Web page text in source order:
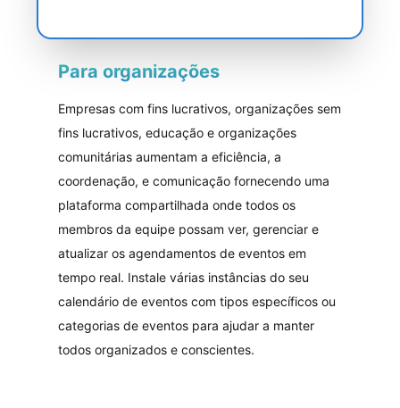
Para organizações
Empresas com fins lucrativos, organizações sem
fins lucrativos, educação e organizações
comunitárias aumentam a eficiência, a
coordenação, e comunicação fornecendo uma
plataforma compartilhada onde todos os
membros da equipe possam ver, gerenciar e
atualizar os agendamentos de eventos em
tempo real. Instale várias instâncias do seu
calendário de eventos com tipos específicos ou
categorias de eventos para ajudar a manter
todos organizados e conscientes.